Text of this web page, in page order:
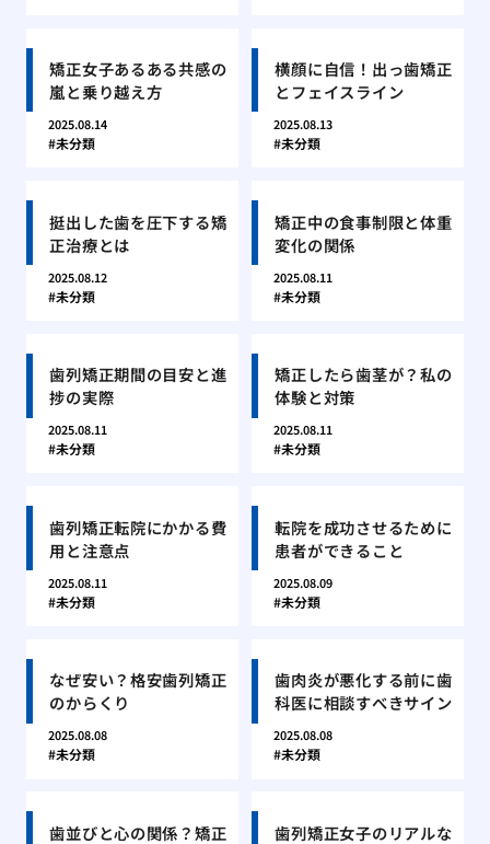
矯正女子あるある共感の
嵐と乗り越え方
2025.08.14
未分類
横顔に自信！出っ歯矯正
とフェイスライン
2025.08.13
未分類
挺出した歯を圧下する矯
正治療とは
2025.08.12
未分類
矯正中の食事制限と体重
変化の関係
2025.08.11
未分類
歯列矯正期間の目安と進
捗の実際
2025.08.11
未分類
矯正したら歯茎が？私の
体験と対策
2025.08.11
未分類
歯列矯正転院にかかる費
用と注意点
2025.08.11
未分類
転院を成功させるために
患者ができること
2025.08.09
未分類
なぜ安い？格安歯列矯正
のからくり
2025.08.08
未分類
歯肉炎が悪化する前に歯
科医に相談すべきサイン
2025.08.08
未分類
歯並びと心の関係？矯正
歯列矯正女子のリアルな